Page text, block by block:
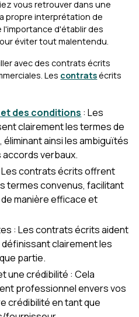
vous retrouver dans une
propre interprétation de
l'importance d'établir des
éviter tout malentendu.
avec des contrats écrits
Les contratsécrits
des conditions : Les
clairement les termes de
ainsi les ambiguïtés
verbaux.
contrats écrits offrent
termes convenus, facilitant
manière efficace et
: Les contrats écrits aident
clairement les
partie.
une crédibilité : Cela
professionnel envers vos
crédibilité en tant que